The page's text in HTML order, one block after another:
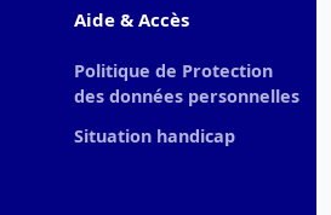
Aide & Accès
Politique de Protection
des données personnelles
Situation handicap